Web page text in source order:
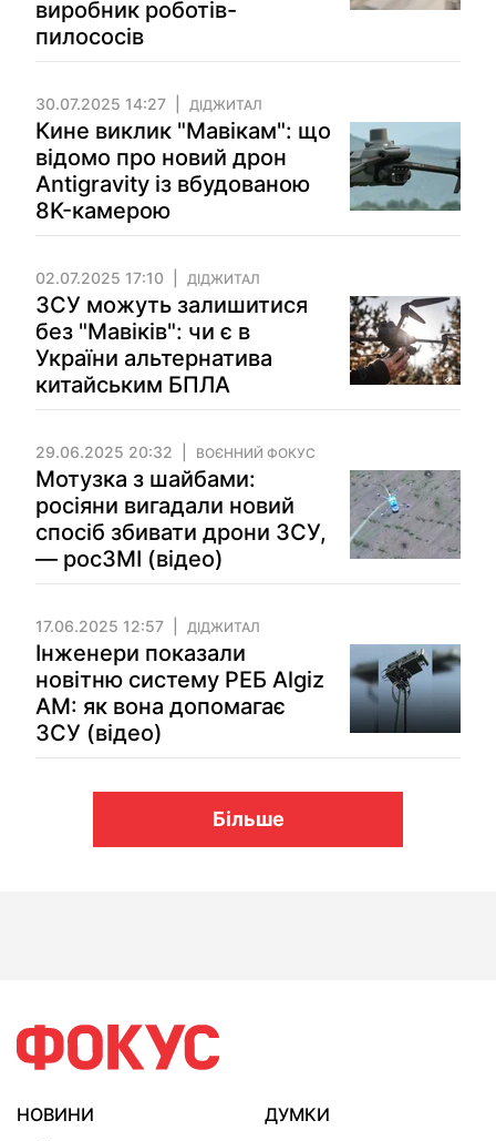
виробник роботів-
пилососів
30.07.2025 14:27 ДІДЖИТАЛ
Кине виклик "Мавікам": що
відомо про новий дрон
Antigravity із вбудованою
8K-камерою
02.07.2025 17:10 ДІДЖИТАЛ
ЗСУ можуть залишитися
без "Мавіків": чи є в
України альтернатива
китайським БПЛА
29.06.2025 20:32 ВОЄННИЙ ФОКУС
Мотузка з шайбами:
росіяни вигадали новий
спосіб збивати дрони ЗСУ,
— росЗМІ (відео)
17.06.2025 12:57 ДІДЖИТАЛ
Інженери показали
новітню систему РЕБ Algiz
AM: як вона допомагає
ЗСУ (відео)
Більше
НОВИНИ
ДУМКИ